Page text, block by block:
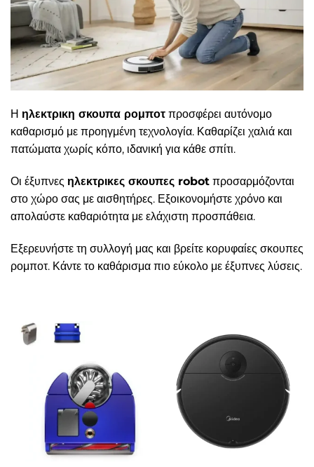
Η ηλεκτρικη σκουπα ρομποτ προσφέρει αυτόνομο
καθαρισμό με προηγμένη τεχνολογία. Καθαρίζει χαλιά και
πατώματα χωρίς κόπο, ιδανική για κάθε σπίτι.
Οι έξυπνες ηλεκτρικες σκουπες robot προσαρμόζονται
στο χώρο σας με αισθητήρες. Εξοικονομήστε χρόνο και
απολαύστε καθαριότητα με ελάχιστη προσπάθεια.
Εξερευνήστε τη συλλογή μας και βρείτε κορυφαίες σκουπες
ρομποτ. Κάντε το καθάρισμα πιο εύκολο με έξυπνες λύσεις.